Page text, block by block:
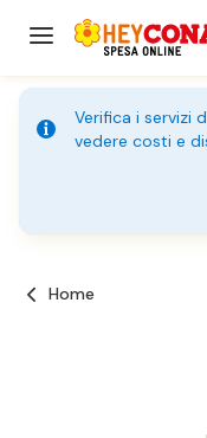
Verifica i servizi
vedere costi e
Home